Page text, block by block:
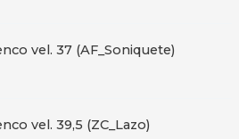
vel. 37 (AF_Soniquete)
vel. 39,5 (ZC_Lazo)